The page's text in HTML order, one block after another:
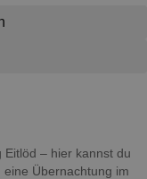
– hier kannst du
Übernachtung im